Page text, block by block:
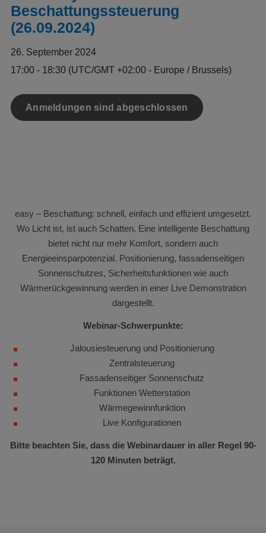
Beschattungssteuerung
(26.09.2024)
26. September 2024
17:00 - 18:30 (UTC/GMT +02:00 - Europe / Brussels)
Anmeldungen sind abgeschlossen
easy – Beschattung: schnell, einfach und effizient umgesetzt.
Wo Licht ist, ist auch Schatten. Eine intelligente Beschattung
bietet nicht nur mehr Komfort, sondern auch
Energieeinsparpotenzial. Positionierung, fassadenseitigen
Sonnenschutzes, Sicherheitsfunktionen wie auch
Wärmerückgewinnung werden in einer Live Demonstration
dargestellt.
Webinar-Schwerpunkte:
Jalousiesteuerung und Positionierung
Zentralsteuerung
Fassadenseitiger Sonnenschutz
Funktionen Wetterstation
Wärmegewinnfunktion
Live Konfigurationen
Bitte beachten Sie, dass die Webinardauer in aller Regel 90-
120 Minuten beträgt.